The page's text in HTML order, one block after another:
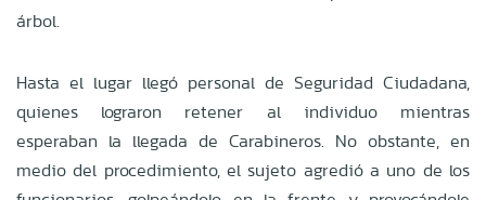
árbol.
Hasta el lugar llegó personal de Seguridad Ciudadana,
quienes lograron retener al individuo mientras
esperaban la llegada de Carabineros. No obstante, en
medio del procedimiento, el sujeto agredió a uno de los